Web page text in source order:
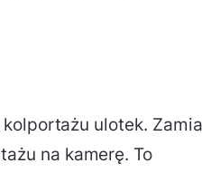
kolportażu ulotek.
na kamerę. To